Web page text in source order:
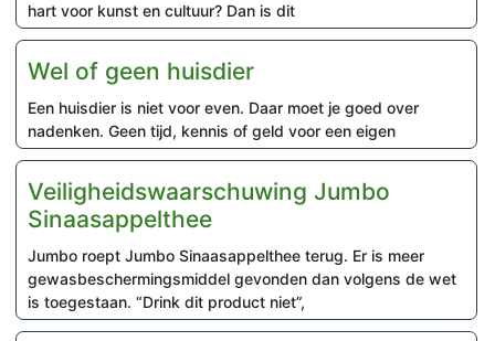
hart voor kunst en cultuur? Dan is dit
Wel of geen huisdier
Een huisdier is niet voor even. Daar moet je goed over
nadenken. Geen tijd, kennis of geld voor een eigen
Veiligheidswaarschuwing Jumbo
Sinaasappelthee
Jumbo roept Jumbo Sinaasappelthee terug. Er is meer
gewasbeschermingsmiddel gevonden dan volgens de wet
is toegestaan. “Drink dit product niet”,